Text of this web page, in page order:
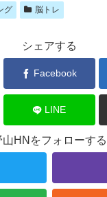
グ
脳トレ
シェアする
Facebook
LINE
山HNをフォローする